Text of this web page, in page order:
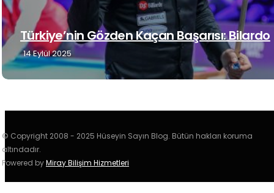
Türkiye’nin Gözden Kaçan Başarısı: Bilardo
14 Eylül 2025
© Copyright 2008 - 2025 Hüseyin Sayın Blog. Bütün hakları koruma
altındadır.
Powered byMiray Bilişim Hizmetleri